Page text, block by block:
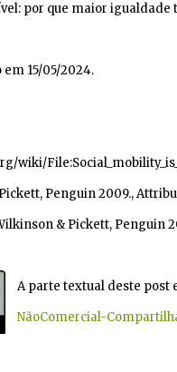
por que maior
15/05/2024.
wiki/
Penguin 2009.,
& Pickett, Penguin
A parte textual deste post
NãoComercial-